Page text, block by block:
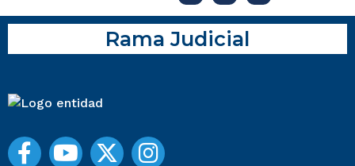
Rama Judicial